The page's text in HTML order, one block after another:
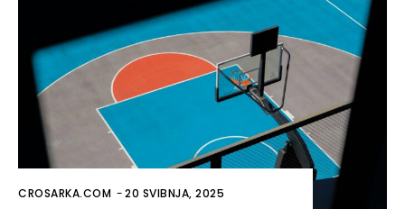
CROSARKA.COM -20 SVIBNJA, 2025